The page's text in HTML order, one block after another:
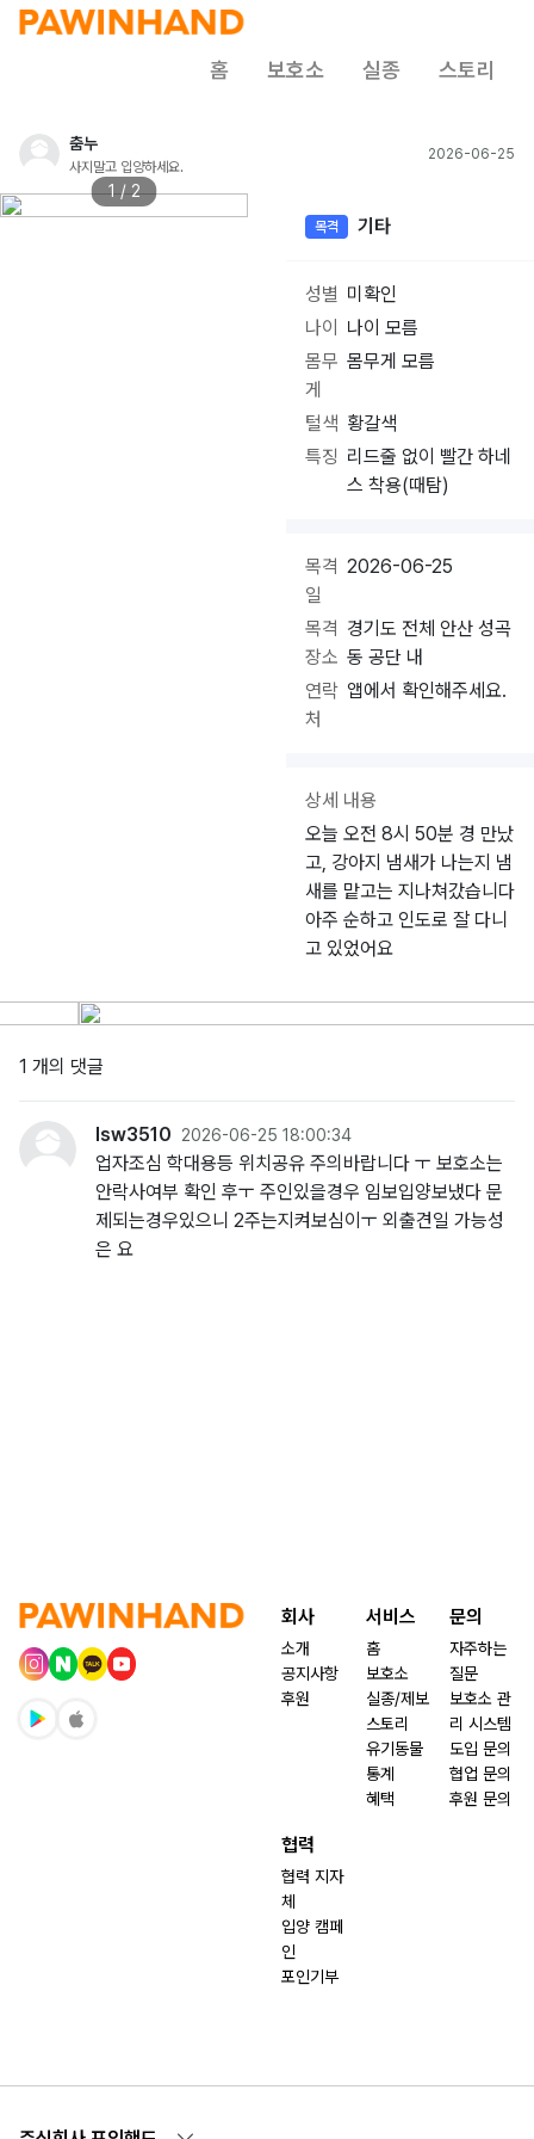
홈 보호소 실종 스토리
춤누
사지말고 입양하세요.
2026-06-25
1 / 2
목격 기타
성별 미확인
나이
나이 모름
몸무
게
몸무게 모름
털색 황갈색
특징 리드줄 없이 빨간 하네
스 착용(때탐)
목격
일
2026-06-25
목격
장소
경기도 전체 안산 성곡
동 공단 내
연락
처
앱에서 확인해주세요.
상세 내용
오늘 오전 8시 50분 경 만났
고, 강아지 냄새가 나는지 냄
새를 맡고는 지나쳐갔습니다
아주 순하고 인도로 잘 다니
고 있었어요
1 개의 댓글
lsw3510 2026-06-25 18:00:34
업자조심 학대용등 위치공유 주의바랍니다 ㅜ 보호소는
안락사여부 확인 후ㅜ 주인있을경우 임보입양보냈다 문
제되는경우있으니 2주는지켜보심이ㅜ 외출견일 가능성
은 요
회사
소개
공지사항
후원
서비스
홈
보호소
실종/제보
스토리
유기동물
통계
혜택
문의
자주하는
질문
보호소 관
리 시스템
도입 문의
협업 문의
후원 문의
협력
협력 지자
체
입양 캠페
인
포인기부